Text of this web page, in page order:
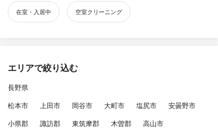
在室・入居中 空室クリーニング
エリアで絞り込む
長野県
松本市
上田市 岡谷市 大町市 塩尻市
安曇野市
小県郡
諏訪郡 東筑摩郡 木曽郡 高山市